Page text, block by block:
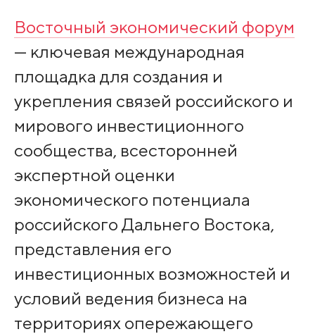
Восточный экономический форум
— ключевая международная
площадка для создания и
укрепления связей российского и
мирового инвестиционного
сообщества, всесторонней
экспертной оценки
экономического потенциала
российского Дальнего Востока,
представления его
инвестиционных возможностей и
условий ведения бизнеса на
территориях опережающего